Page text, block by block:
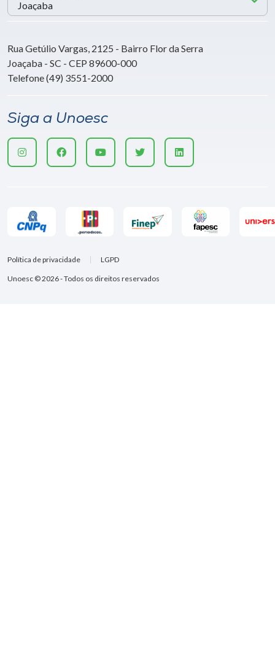
Rua Getúlio Vargas, 2125 - Bairro Flor da Serra
Joaçaba - SC - CEP 89600-000
Telefone (49) 3551-2000
Siga a Unoesc
Unoesc © 2026 - Todos os direitos reservados
Política de privacidade LGPD